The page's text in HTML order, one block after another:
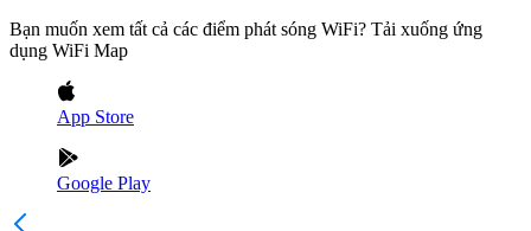
Bạn muốn xem tất cả các điểm phát sóng WiFi? Tải xuống ứng
dụng WiFi Map
App Store
Google Play